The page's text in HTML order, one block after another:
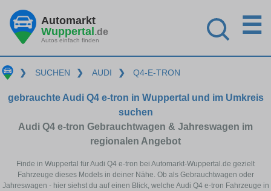
Automarkt
Wuppertal.de
Autos einfach finden
☰
❯ SUCHEN ❯ AUDI ❯ Q4-E-TRON
gebrauchte Audi Q4 e-tron in Wuppertal und im Umkreis
suchen
Audi Q4 e-tron Gebrauchtwagen & Jahreswagen im
regionalen Angebot
Finde in Wuppertal für Audi Q4 e-tron bei Automarkt-Wuppertal.de gezielt
Fahrzeuge dieses Models in deiner Nähe. Ob als Gebrauchtwagen oder
Jahreswagen - hier siehst du auf einen Blick, welche Audi Q4 e-tron Fahrzeuge in